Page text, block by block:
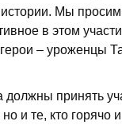
Мы
в этом
– уроженцы
должны принять
и те, кто